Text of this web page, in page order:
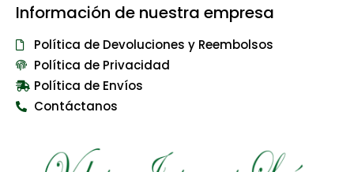
Información de nuestra empresa
Política de Devoluciones y Reembolsos
Política de Privacidad
Política de Envíos
Contáctanos